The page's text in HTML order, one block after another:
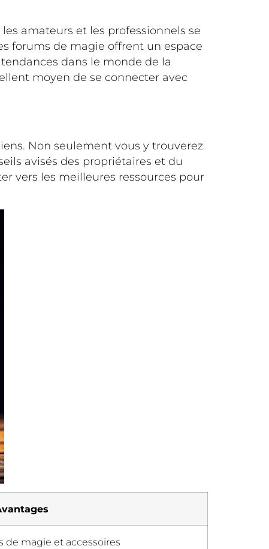
amateurs et les professionnels se
forums de magie offrent un espace
dans le monde de la
moyen de se connecter avec
Non seulement vous y trouverez
avisés des propriétaires et du
vers les meilleures ressources pour
de magie et accessoires